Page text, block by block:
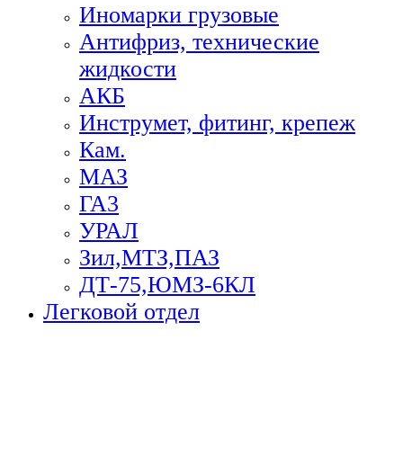
Иномарки грузовые
Антифриз, технические
жидкости
АКБ
Инструмет, фитинг, крепеж
Кам.
МАЗ
ГА3
УРАЛ
Зил,МТЗ,ПАЗ
ДТ-75,ЮМЗ-6КЛ
Легковой отдел